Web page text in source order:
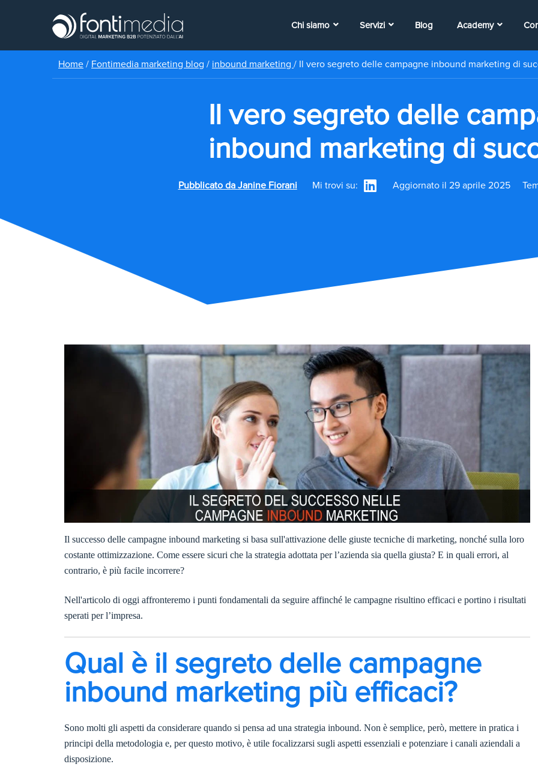
Chi siamo Servizi Blog Academy
Home / Fontimedia marketing blog / inbound marketing / Il vero segreto delle campagne inbound marketing di
Il vero segreto delle
inbound marketing di
Pubblicato da Janine Fiorani Mi trovi su: Aggiornato il 29 aprile 2025
Il successo delle campagne inbound marketing si basa sull'attivazione delle giuste tecniche di marketing, nonché sulla loro
costante ottimizzazione. Come essere sicuri che la strategia adottata per l’azienda sia quella giusta? E in quali errori, al
contrario, è più facile incorrere?
Nell'articolo di oggi affronteremo i punti fondamentali da seguire affinché le campagne risultino efficaci e portino i risultati
sperati per l’impresa.
Qual è il segreto delle campagne
inbound marketing più efficaci?
Sono molti gli aspetti da considerare quando si pensa ad una strategia inbound. Non è semplice, però, mettere in pratica i
principi della metodologia e, per questo motivo, è utile focalizzarsi sugli aspetti essenziali e potenziare i canali aziendali a
disposizione.